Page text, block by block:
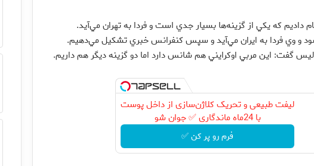
كه يكي از گزينه‌ها بسيار جدي است و فردا به تهران مي‌آيد.
و وي فردا به ايران مي‌آيد و سپس كنفرانس خبري تشكيل مي‌دهيم.
گفت: اين مربي اوكرايني هم شانس دارد اما دو گزينه ديگر هم داريم.
لیفت طبیعی و تحریک کلاژن‌سازی از داخل پوست
با 24ماه ماندگاری ✅ جوان شو
فرم رو پر کن ✅